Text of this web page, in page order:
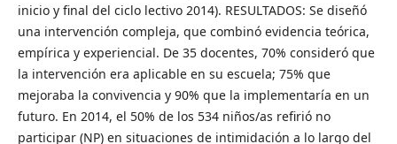
inicio y final del ciclo lectivo 2014). RESULTADOS: Se diseñó
una intervención compleja, que combinó evidencia teórica,
empírica y experiencial. De 35 docentes, 70% consideró que
la intervención era aplicable en su escuela; 75% que
mejoraba la convivencia y 90% que la implementaría en un
futuro. En 2014, el 50% de los 534 niños/as refirió no
participar (NP) en situaciones de intimidación a lo largo del